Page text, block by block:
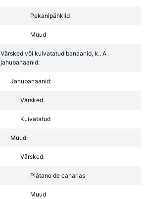
Pekanipähklid
Muud
Värsked või kuivatatud banaanid, k.. A
jahubanaanid:
Jahubanaanid:
Värsked
Kuivatatud
Muud:
Värsked:
Plátano de canarias
Muud